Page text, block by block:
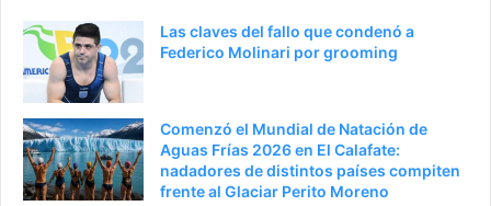
Las claves del fallo que condenó a
Federico Molinari por grooming
Comenzó el Mundial de Natación de
Aguas Frías 2026 en El Calafate:
nadadores de distintos países compiten
frente al Glaciar Perito Moreno